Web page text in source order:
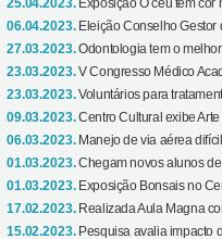
25.04.2023. Exposição O céu tem cor
06.04.2023. Eleição Conselho Gestor
27.03.2023.Odontologia tem o
23.03.2023.V Congresso Médico
23.03.2023.Voluntários para
09.03.2023.Centro Cultural exibe
06.03.2023. Manejo de via aérea
01.03.2023.Chegam novos alunos
01.03.2023. Exposição Bonsais no
17.02.2023. Realizada Aula Magna
15.02.2023. Pesquisa avalia impacto